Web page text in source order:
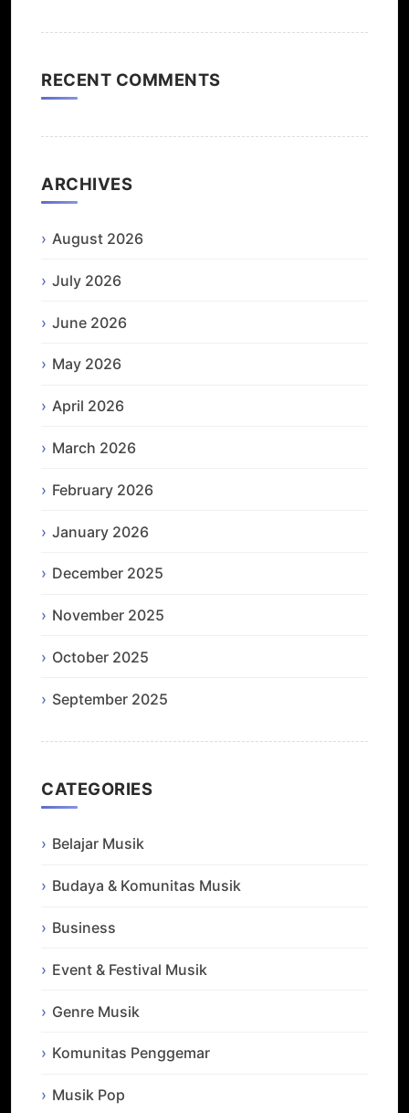
RECENT COMMENTS
ARCHIVES
August 2026
July 2026
June 2026
May 2026
April 2026
March 2026
February 2026
January 2026
December 2025
November 2025
October 2025
September 2025
CATEGORIES
Belajar Musik
Budaya & Komunitas Musik
Business
Event & Festival Musik
Genre Musik
Komunitas Penggemar
Musik Pop